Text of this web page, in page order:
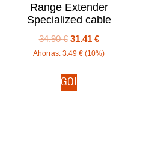
Range Extender
Specialized cable
34.90€ 31.41 €
Ahorras: 3.49 € (10%)
GO!